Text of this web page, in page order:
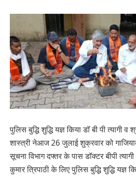
पुलिस बुद्धि शुद्धि यज्ञ किया डॉ बी पी त्यागी व
शास्त्री नेआज 26 जुलाई शुक्रवार को
सूचना विभाग दफ्तर के पास डॉक्टर बीपी त्यागी
कुमार त्रिपाठी के लिए पुलिस बुद्धि शुद्धि यज्ञ